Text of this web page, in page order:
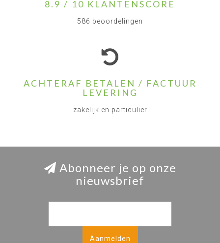
8.9 / 10 KLANTENSCORE
586 beoordelingen
ACHTERAF BETALEN / FACTUUR
LEVERING
zakelijk en particulier
Abonneer je op onze
nieuwsbrief
Aanmelden